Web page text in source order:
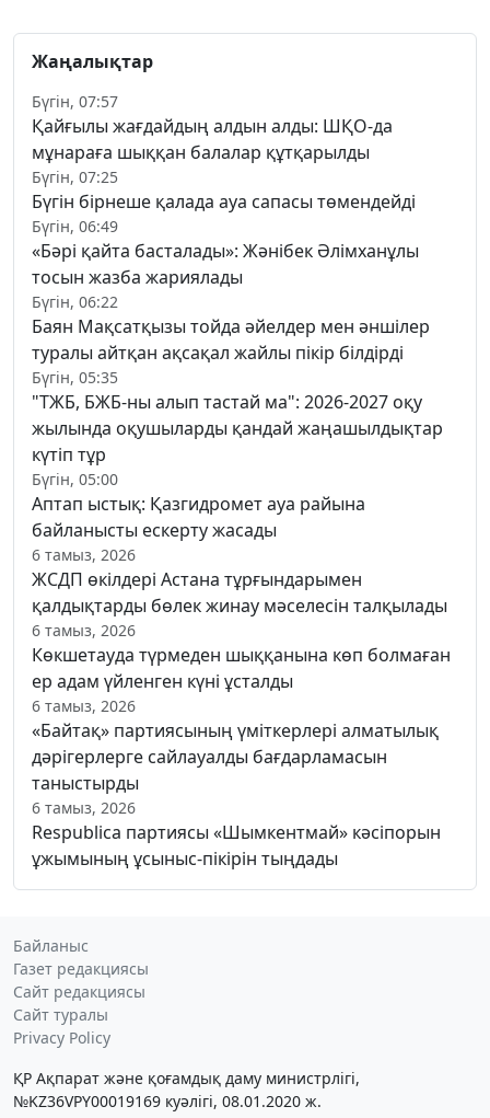
Жаңалықтар
Бүгін, 07:57
Қайғылы жағдайдың алдын алды: ШҚО-да
мұнараға шыққан балалар құтқарылды
Бүгін, 07:25
Бүгін бірнеше қалада ауа сапасы төмендейді
Бүгін, 06:49
«Бәрі қайта басталады»: Жәнібек Әлімханұлы
тосын жазба жариялады
Бүгін, 06:22
Баян Мақсатқызы тойда әйелдер мен әншілер
туралы айтқан ақсақал жайлы пікір білдірді
Бүгін, 05:35
"ТЖБ, БЖБ-ны алып тастай ма": 2026-2027 оқу
жылында оқушыларды қандай жаңашылдықтар
күтіп тұр
Бүгін, 05:00
Аптап ыстық: Қазгидромет ауа райына
байланысты ескерту жасады
6 тамыз, 2026
ЖСДП өкілдері Астана тұрғындарымен
қалдықтарды бөлек жинау мәселесін талқылады
6 тамыз, 2026
Көкшетауда түрмеден шыққанына көп болмаған
ер адам үйленген күні ұсталды
6 тамыз, 2026
«Байтақ» партиясының үміткерлері алматылық
дәрігерлерге сайлауалды бағдарламасын
таныстырды
6 тамыз, 2026
Respublica партиясы «Шымкентмай» кәсіпорын
ұжымының ұсыныс-пікірін тыңдады
Байланыс
Газет редакциясы
Сайт редакциясы
Сайт туралы
Privacy Policy
ҚР Ақпарат және қоғамдық даму министрлігі,
№KZ36VPY00019169 куәлігі, 08.01.2020 ж.